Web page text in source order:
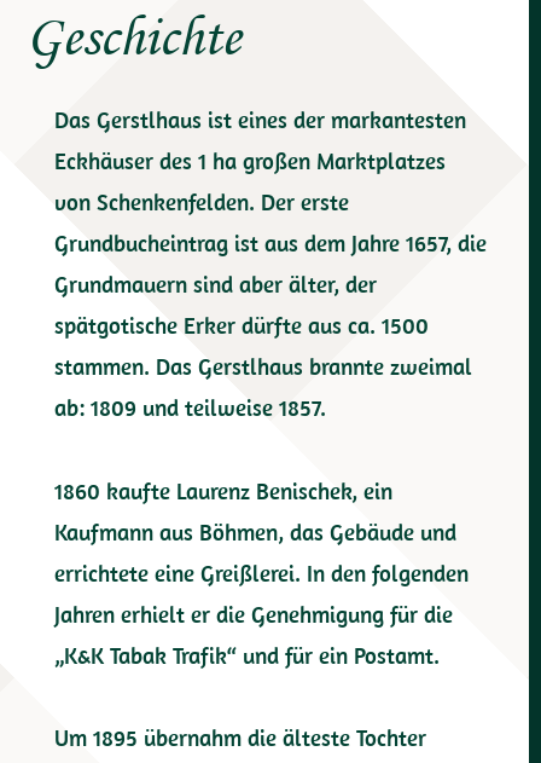
Geschichte
Das Gerstlhaus ist eines der markantesten
Eckhäuser des 1 ha großen Marktplatzes
von Schenkenfelden. Der erste
Grundbucheintrag ist aus dem Jahre 1657, die
Grundmauern sind aber älter, der
spätgotische Erker dürfte aus ca. 1500
stammen. Das Gerstlhaus brannte zweimal
ab: 1809 und teilweise 1857.
1860 kaufte Laurenz Benischek, ein
Kaufmann aus Böhmen, das Gebäude und
errichtete eine Greißlerei. In den folgenden
Jahren erhielt er die Genehmigung für die
„K&K Tabak Trafik“ und für ein Postamt.
Um 1895 übernahm die älteste Tochter